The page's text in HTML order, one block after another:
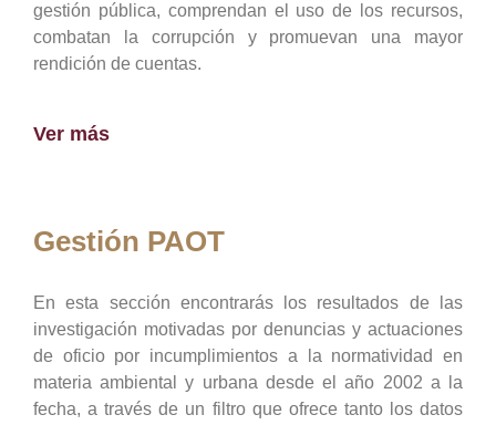
gestión pública, comprendan el uso de los recursos,
combatan la corrupción y promuevan una mayor
rendición de cuentas.
Ver más
Gestión PAOT
En esta sección encontrarás los resultados de las
investigación motivadas por denuncias y actuaciones
de oficio por incumplimientos a la normatividad en
materia ambiental y urbana desde el año 2002 a la
fecha, a través de un filtro que ofrece tanto los datos